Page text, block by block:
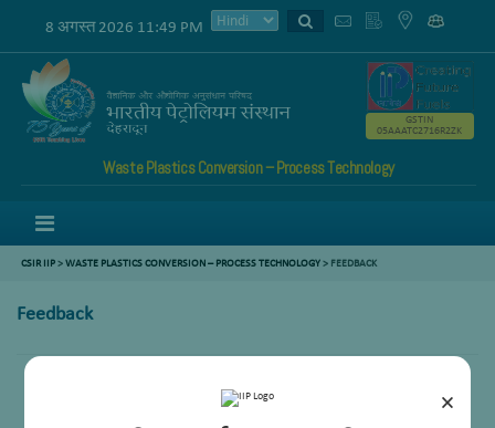
×
8 अगस्त 2026 11:49 PM
Waste Plastics Conversion – Process Technology
GSTIN
05AAATC2716R2ZK
CSIR IIP>WASTE PLASTICS CONVERSION – PROCESS TECHNOLOGY> FEEDBACK
Feedback